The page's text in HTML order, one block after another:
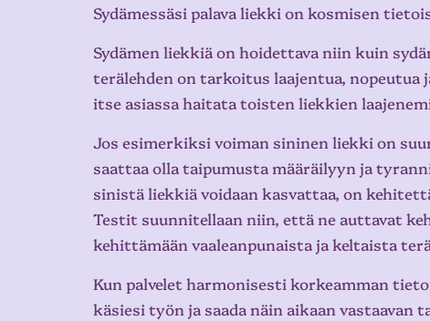
Sydämessäsi palava liekki on kosmisen
Sydämen liekkiä on hoidettava niin kuin
terälehden on tarkoitus laajentua,
itse asiassa haitata toisten liekkien
Jos esimerkiksi voiman sininen liekki on
saattaa olla taipumusta määräilyyn ja
sinistä liekkiä voidaan kasvattaa, on
Testit suunnitellaan niin, että ne auttavat
kehittämään vaaleanpunaista ja keltaista
Kun palvelet harmonisesti korkeamman
käsiesi työn ja saada näin aikaan vastaavan